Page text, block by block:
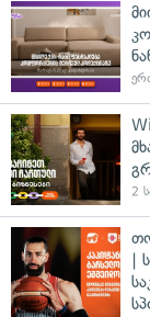
2
|